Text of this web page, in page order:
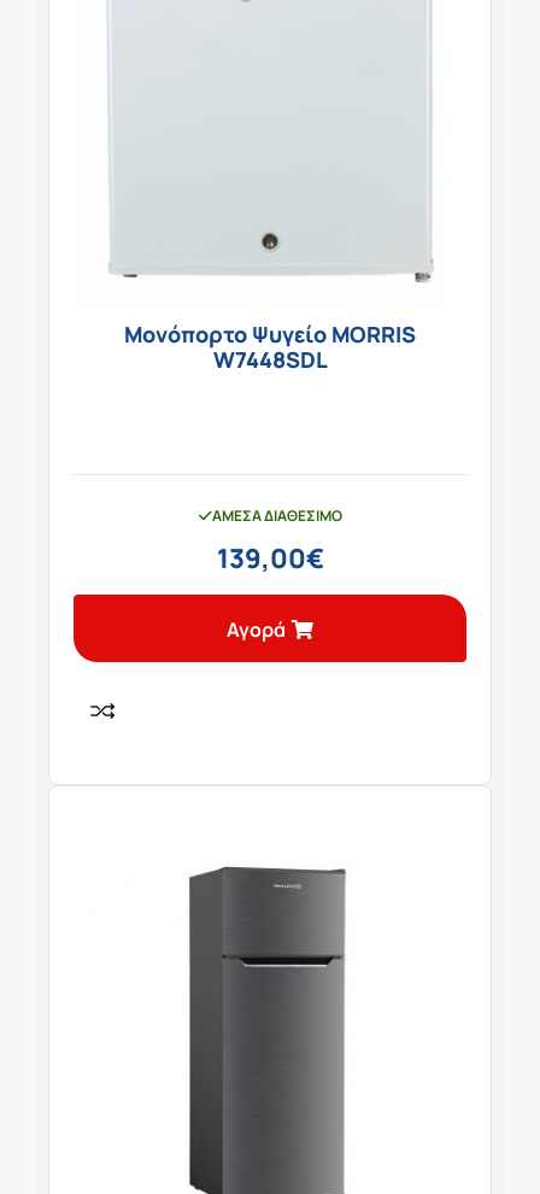
Μονόπορτο Ψυγείο MORRIS
W7448SDL
ΆΜΕΣΑ ΔΙΑΘΈΣΙΜΟ
139,00€
Αγορά